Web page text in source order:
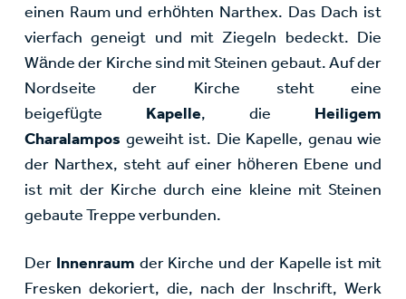
einen Raum und erhöhten Narthex. Das Dach ist
vierfach geneigt und mit Ziegeln bedeckt. Die
Wände der Kirche sind mit Steinen gebaut. Auf der
Nordseite der Kirche steht eine
beigefügte Kapelle, die Heiligem
Charalampos geweiht ist. Die Kapelle, genau wie
der Narthex, steht auf einer höheren Ebene und
ist mit der Kirche durch eine kleine mit Steinen
gebaute Treppe verbunden.
Der Innenraum der Kirche und der Kapelle ist mit
Fresken dekoriert, die, nach der Inschrift, Werk